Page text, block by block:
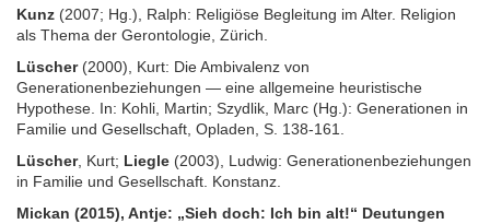
Kunz (2007; Hg.), Ralph: Religiöse Begleitung im Alter. Religion
als Thema der Gerontologie, Zürich.
Lüscher(2000), Kurt: Die Ambivalenz von
Generationenbeziehungen — eine allgemeine heuristische
Hypothese. In: Kohli, Martin; Szydlik, Marc (Hg.): Generationen in
Familie und Gesellschaft, Opladen, S. 138-161.
Lüscher, Kurt; Liegle (2003), Ludwig: Generationenbeziehungen
in Familie und Gesellschaft. Konstanz.
Mickan (2015), Antje: „Sieh doch: Ich bin alt!“ Deutungen